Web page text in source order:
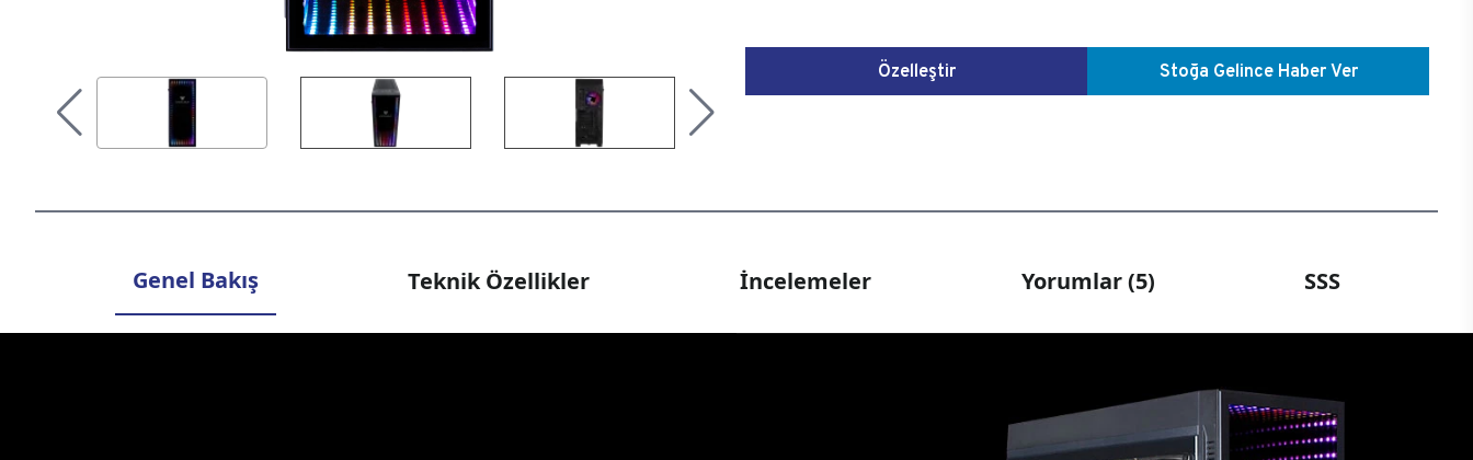
Özelleştir Stoğa Gelince Haber Ver
Genel Bakış Teknik Özellikler İncelemeler Yorumlar (5) SSS